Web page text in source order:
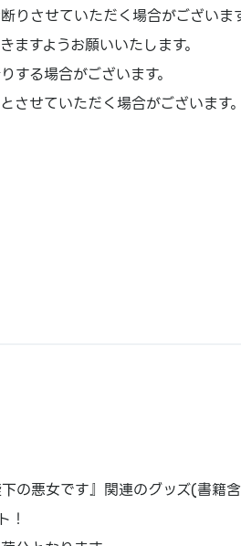
りさせていただく場合がございます
ますようお願いいたします。
する場合がございます。
させていただく場合がございます。
の悪女です』関連のグッズ(書籍
！